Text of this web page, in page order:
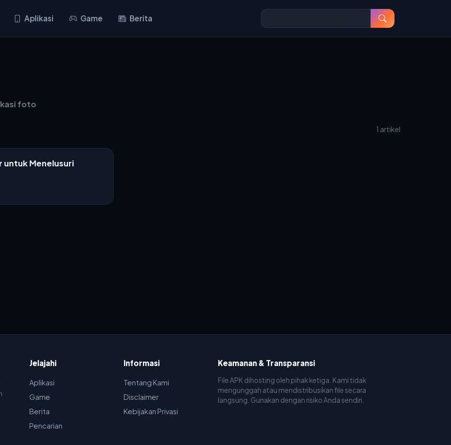
Aplikasi Game Berita
foto
1 artikel
Menelusuri
Jelajahi
Aplikasi
Game
Berita
Pencarian
Informasi
Tentang Kami
Disclaimer
Kebijakan Privasi
Keamanan & Transparansi
File APK dihosting oleh pihak ketiga. Kami tidak
mengunggah atau mendistribusikan file secara
langsung. Gunakan dengan risiko Anda sendiri.